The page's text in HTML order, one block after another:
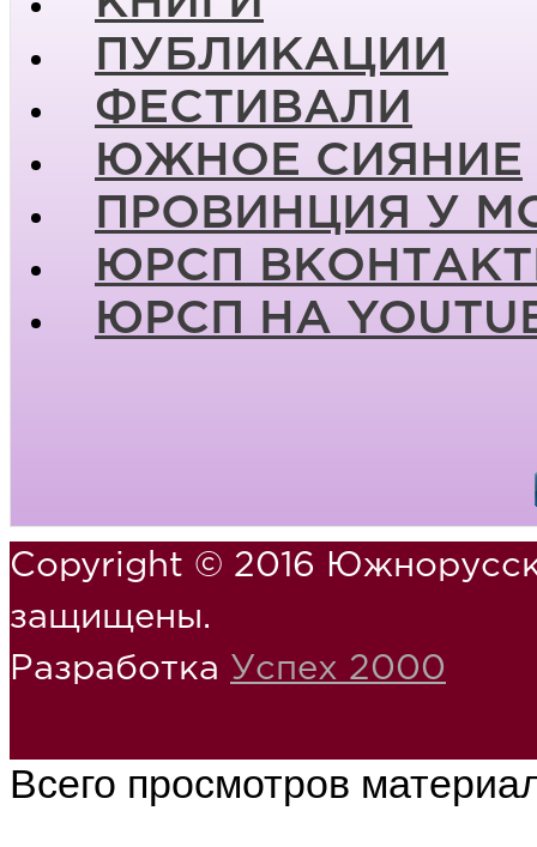
ПУБЛИКАЦИИ
ФЕСТИВАЛИ
ЮЖНОЕ СИЯНИЕ
ПРОВИНЦИЯ У
ЮРСП
ЮРСП НА
Copyright © 2016
защищены.
Разработка Успех 2000
Всего просмотров